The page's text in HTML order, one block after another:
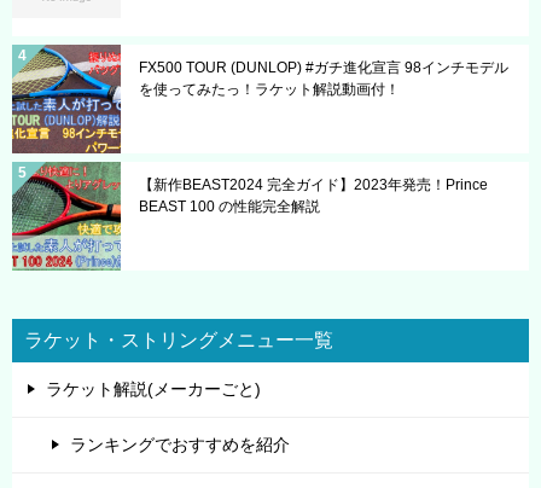
FX500 TOUR (DUNLOP) #ガチ進化宣言 98インチモデル
を使ってみたっ！ラケット解説動画付！
【新作BEAST2024 完全ガイド】2023年発売！Prince
BEAST 100 の性能完全解説
ラケット・ストリングメニュー一覧
ラケット解説(メーカーごと)
ランキングでおすすめを紹介